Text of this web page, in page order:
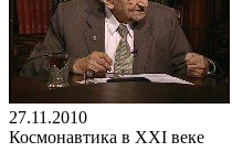
27.11.2010
Космонавтика в XXI веке